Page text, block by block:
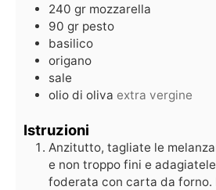
240 gr mozzarella
90 gr pesto
basilico
origano
sale
olio di oliva extra vergine
Istruzioni
Anzitutto, tagliate le
e non troppo fini e
foderata con carta da forno.